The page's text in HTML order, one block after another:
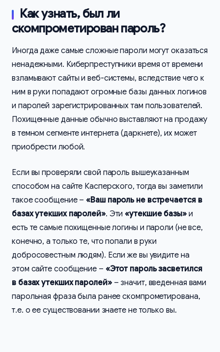
Как узнать, был ли
скомпрометирован пароль?
Иногда даже самые сложные пароли могут оказаться
ненадежными. Киберпреступники время от времени
взламывают сайты и веб-системы, вследствие чего к
ним в руки попадают огромные базы данных логинов
и паролей зарегистрированных там пользователей.
Похищенные данные обычно выставляют на продажу
в темном сегменте интернета (даркнете), их может
приобрести любой.
Если вы проверяли свой пароль вышеуказанным
способом на сайте Касперского, тогда вы заметили
такое сообщение –«Ваш пароль не встречается в
базах утекших паролей». Эти«утекшие базы»и
есть те самые похищенные логины и пароли (не все,
конечно, а только те, что попали в руки
добросовестным людям). Если же вы увидите на
этом сайте сообщение – «Этот пароль засветился
в базах утекших паролей»– значит, введенная вами
парольная фраза была ранее скомпрометирована,
т.е. о ее существовании знаете не только вы.